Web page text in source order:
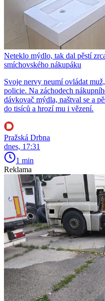
Neteklo mýdlo, tak dal pěstí
smíchovského nákupáku
Svoje nervy neumí ovládat
policie. Na záchodech
dávkovač mýdla, naštval se a
do tisíců a hrozí mu i vězení.
Pražská Drbna
dnes, 17:31
1 min
Reklama